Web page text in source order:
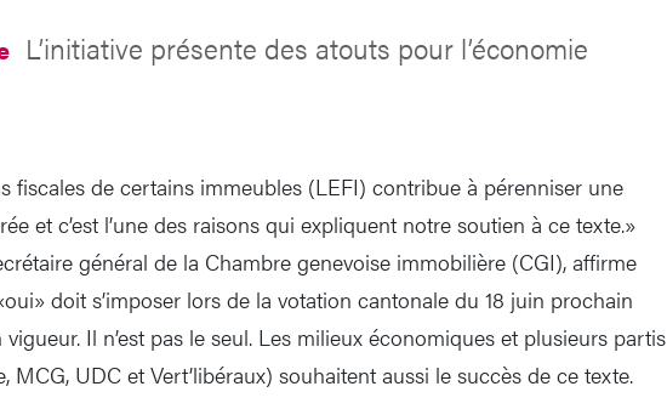
L’initiative présente des atouts pour l’économie
fiscales de certains immeubles (LEFI) contribue à pérenniser une
et c’est l’une des raisons qui expliquent notre soutien à ce texte.»
général de la Chambre genevoise immobilière (CGI), affirme
doit s’imposer lors de la votation cantonale du 18 juin prochain
Il n’est pas le seul. Les milieux économiques et plusieurs partis
MCG, UDC et Vert’libéraux) souhaitent aussi le succès de ce texte.